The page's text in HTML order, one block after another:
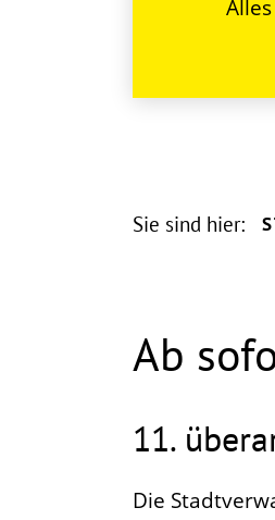
Sie sind hier:
Ab
11.
Die